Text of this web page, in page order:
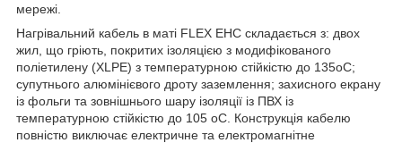
мережі.
Нагрівальний кабель в маті FLEX EHC складається з: двох
жил, що гріють, покритих ізоляцією з модифікованого
поліетилену (XLPE) з температурною стійкістю до 135oC;
супутнього алюмінієвого дроту заземлення; захисного екрану
із фольги та зовнішнього шару ізоляції із ПВХ із
температурною стійкістю до 105 oC. Конструкція кабелю
повністю виключає електричне та електромагнітне